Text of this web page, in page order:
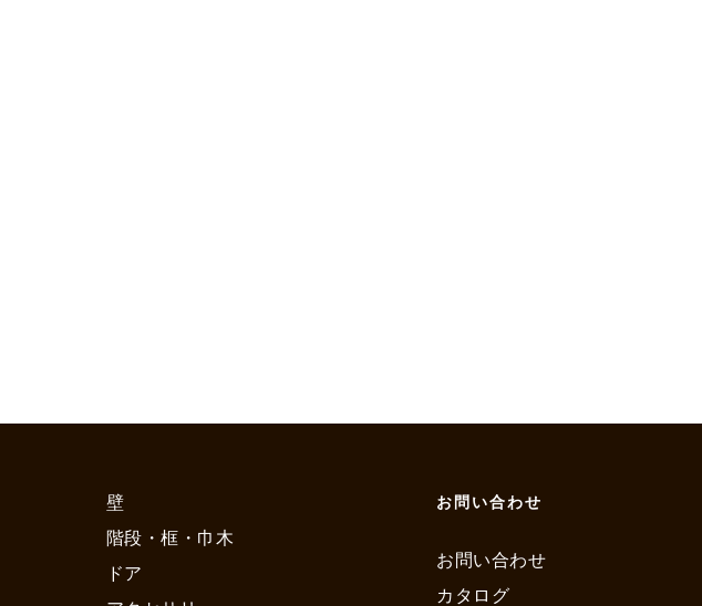
壁
階段・框・巾木
ドア
お問い合わせ
お問い合わせ
カタログ